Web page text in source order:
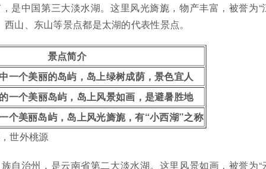
是中国第三大淡水湖。这里风光旖旎，物产丰富，被誉为“
山、东山等景点都是太湖的代表性景点。
景点简介
一个美丽的岛屿，岛上绿树成荫，景色宜人
一个美丽岛屿，岛上风景如画，是避暑胜地
个美丽岛屿，岛上风光旖旎，有“小西湖”之称
世外桃源
自治州，是云南省第二大淡水湖。这里风景如画，被誉为“